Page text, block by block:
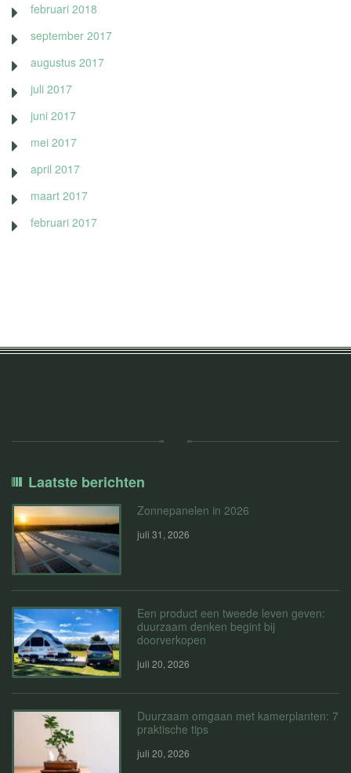
februari 2018
september 2017
augustus 2017
juli 2017
juni 2017
mei 2017
april 2017
maart 2017
februari 2017
Laatste berichten
Zonnepanelen in 2026
juli 31, 2026
Een product een tweede leven geven:
duurzaam denken begint bij
doorverkopen
juli 20, 2026
Duurzaam omgaan met kamerplanten: 7
praktische tips
juli 20, 2026